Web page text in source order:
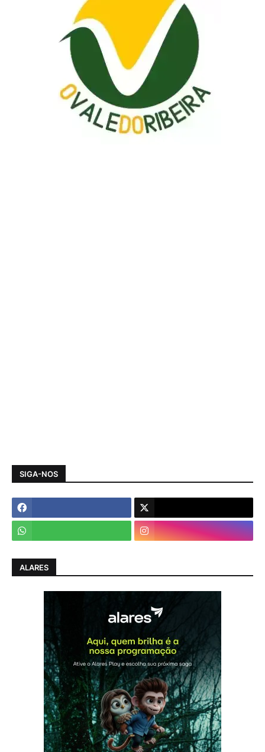
SIGA-NOS
ALARES